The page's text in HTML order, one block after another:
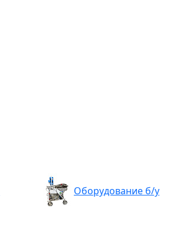
Оборудование б/у